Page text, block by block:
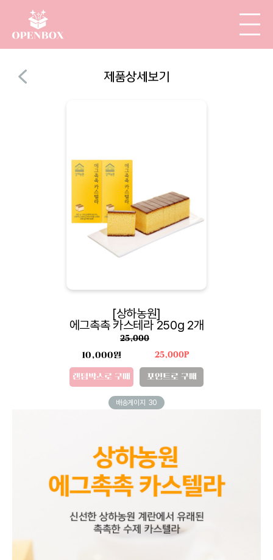
제품상세보기
[상하농원]
에그촉촉 카스테라 250g 2개
25,000
10,000원
랜덤박스로 구매
25,000P
포인트로 구매
배송게이지 30